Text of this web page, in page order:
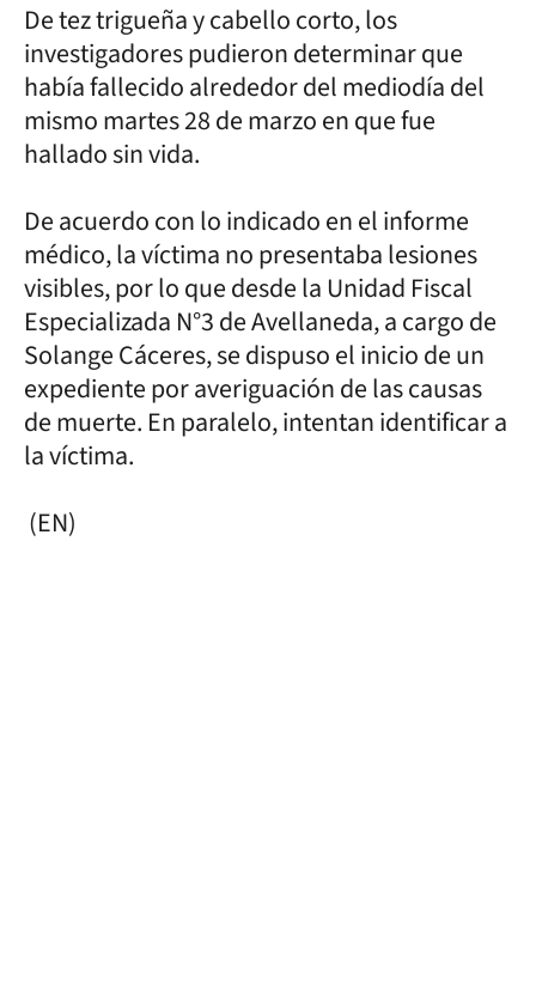
De tez trigueña y cabello corto, los
investigadores pudieron determinar que
había fallecido alrededor del mediodía del
mismo martes 28 de marzo en que fue
hallado sin vida.
De acuerdo con lo indicado en el informe
médico, la víctima no presentaba lesiones
visibles, por lo que desde la Unidad Fiscal
Especializada N°3 de Avellaneda, a cargo de
Solange Cáceres, se dispuso el inicio de un
expediente por averiguación de las causas
de muerte. En paralelo, intentan identificar a
la víctima.
(EN)